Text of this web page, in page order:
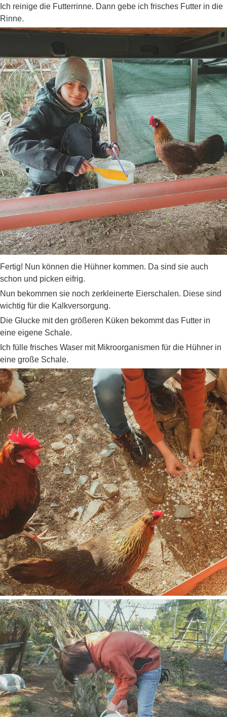
Ich reinige die Futterrinne. Dann gebe ich frisches Futter in die
Rinne.
Fertig! Nun können die Hühner kommen. Da sind sie auch
schon und picken eifrig.
Nun bekommen sie noch zerkleinerte Eierschalen. Diese sind
wichtig für die Kalkversorgung.
Die Glucke mit den größeren Küken bekommt das Futter in
eine eigene Schale.
Ich fülle frisches Waser mit Mikroorganismen für die Hühner in
eine große Schale.